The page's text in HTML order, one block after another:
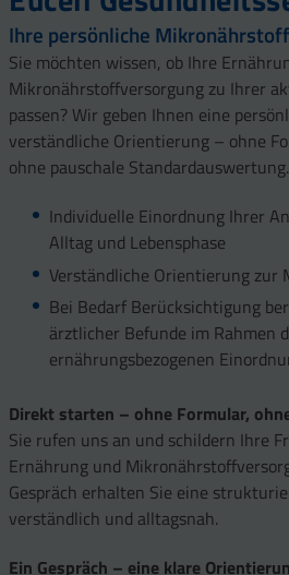
Ihre persönliche
Sie möchten wissen, ob Ihre
Mikronährstoffversorgung zu Ihrer
passen? Wir geben Ihnen eine
verständliche Orientierung – ohne
ohne pauschale Standardauswertung.
Individuelle Einordnung Ihrer
Alltag und Lebensphase
Verständliche Orientierung zur
Bei Bedarf Berücksichtigung
ärztlicher Befunde im Rahmen
ernährungsbezogenen
Direkt starten – ohne Formular,
Sie rufen uns an und schildern Ihre
Ernährung und
Gespräch erhalten Sie eine
verständlich und alltagsnah.
Ein Gespräch – eine klare